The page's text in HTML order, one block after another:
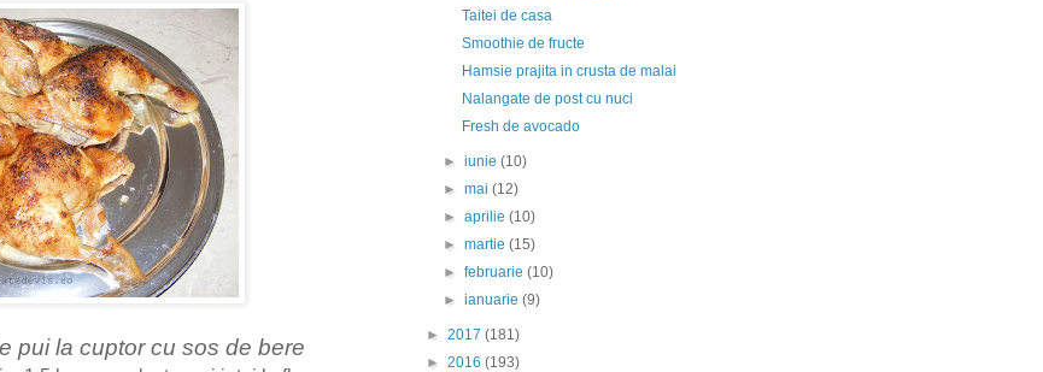
pui la cuptor cu sos de bere
Taitei de casa
Smoothie de fructe
Hamsie prajita in crusta de malai
Nalangate de post cu nuci
Fresh de avocado
►iunie(10)
►mai(12)
►aprilie(10)
►martie(15)
►februarie(10)
►ianuarie(9)
► 2017 (181)
► 2016 (193)